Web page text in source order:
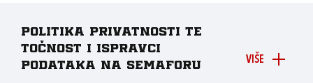
VIŠE
Politika privatnosti te
točnost i ispravci
podataka na Semaforu